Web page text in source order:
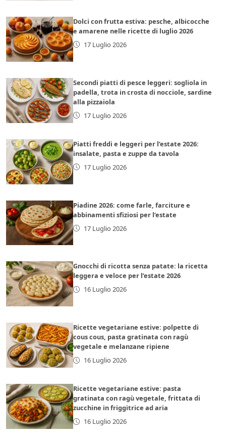
Dolci con frutta estiva: pesche, albicocche
e amarene nelle ricette di luglio 2026
17 Luglio 2026
Secondi piatti di pesce leggeri: sogliola in
padella, trota in crosta di nocciole, sardine
alla pizzaiola
17 Luglio 2026
Piatti freddi e leggeri per l’estate 2026:
insalate, pasta e zuppe da tavola
17 Luglio 2026
Piadine 2026: come farle, farciture e
abbinamenti sfiziosi per l’estate
17 Luglio 2026
Gnocchi di ricotta senza patate: la ricetta
leggera e veloce per l’estate 2026
16 Luglio 2026
Ricette vegetariane estive: polpette di
cous cous, pasta gratinata con ragù
vegetale e melanzane ripiene
16 Luglio 2026
Ricette vegetariane estive: pasta
gratinata con ragù vegetale, frittata di
zucchine in friggitrice ad aria
16 Luglio 2026